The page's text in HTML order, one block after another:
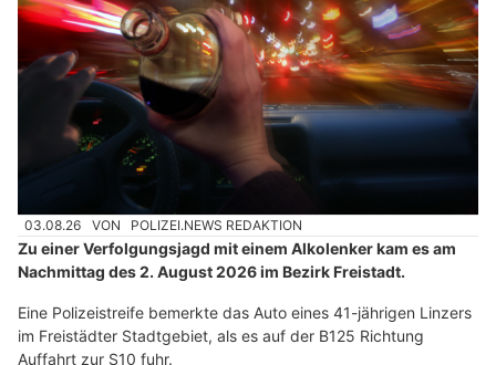
03.08.26 VON POLIZEI.NEWS REDAKTION
Zu einer Verfolgungsjagd mit einem Alkolenker kam es am
Nachmittag des 2. August 2026 im Bezirk Freistadt.
Eine Polizeistreife bemerkte das Auto eines 41-jährigen Linzers
im Freistädter Stadtgebiet, als es auf der B125 Richtung
Auffahrt zur S10 fuhr.